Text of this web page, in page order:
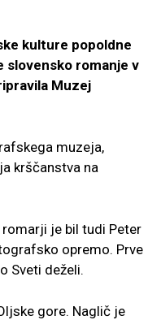
kulture popoldne
slovensko romanje v
Muzej
muzeja,
krščanstva na
je bil tudi Peter
opremo. Prve
Sveti deželi.
gore. Naglič je